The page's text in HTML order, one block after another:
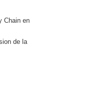
Chain en
de la